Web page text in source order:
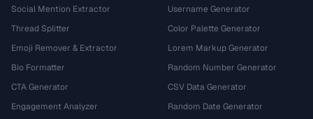
Social Mention Extractor
Thread Splitter
Emoji Remover & Extractor
Bio Formatter
CTA Generator
Engagement Analyzer
Username Generator
Color Palette Generator
Lorem Markup Generator
Random Number Generator
CSV Data Generator
Random Date Generator